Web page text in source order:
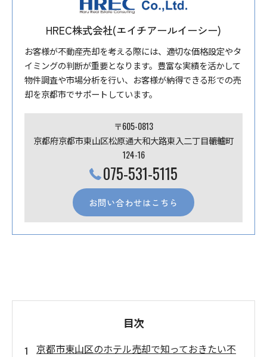
HREC株式会社(エイチアールイーシー)
お客様が不動産売却を考える際には、適切な価格設定やタ
イミングの判断が重要となります。豊富な実績を活かして
物件調査や市場分析を行い、お客様が納得できる形での売
却を京都市でサポートしています。
〒605-0813
京都府京都市東山区松原通大和大路東入二丁目轆轤町
124-16
075-531-5115
お問い合わせはこちら
目次
京都市東山区のホテル売却で知っておきたい不